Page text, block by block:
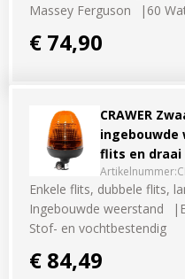
Massey Ferguson
60
€ 74,90
CRAWER
ingebouwde
flits en draai
Artikelnummer:
Enkele flits, dubbele flits,
Ingebouwde weerstand
Stof- en vochtbestendig
€ 84,49